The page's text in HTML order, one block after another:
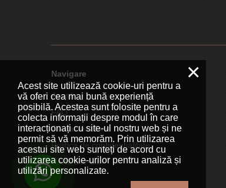
Navigare
Acasă
FAQ
Contactează-ne
Politica de confidențialitate
Harta site-ului
×
Acest site utilizează cookie-uri pentru a
vă oferi cea mai bună experiență
posibilă. Acestea sunt folosite pentru a
colecta informații despre modul în care
interacționați cu site-ul nostru web și ne
permit să vă memorăm. Prin utilizarea
acestui site web sunteți de acord cu
utilizarea cookie-urilor pentru analiză și
utilizări personalizate.